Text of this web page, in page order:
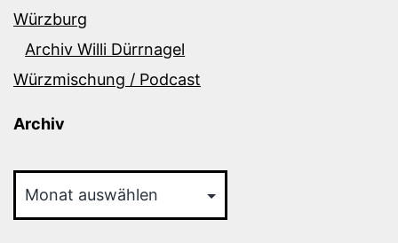
Würzburg
Archiv Willi Dürrnagel
Würzmischung / Podcast
Archiv